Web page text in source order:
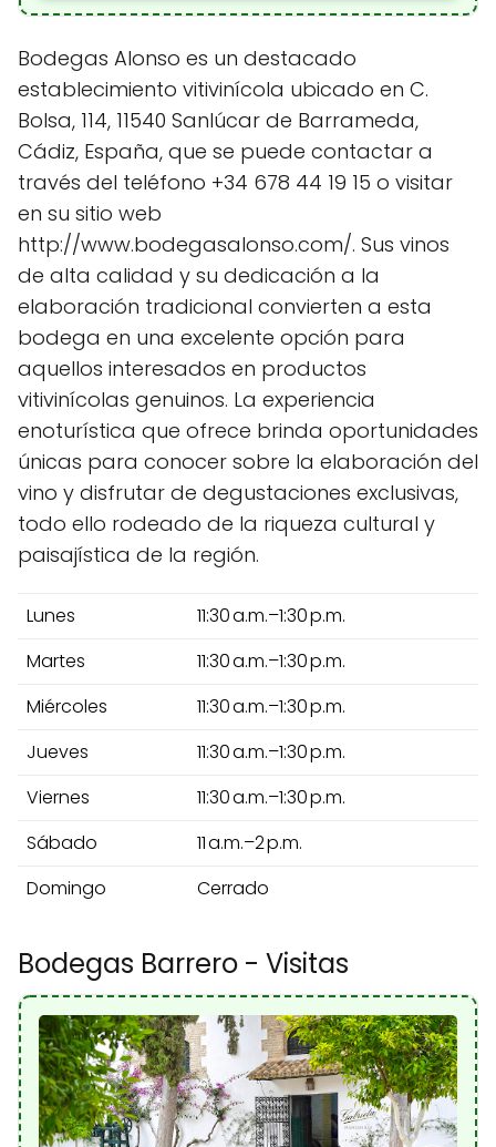
Bodegas Alonso es un destacado
establecimiento vitivinícola ubicado en C.
Bolsa, 114, 11540 Sanlúcar de Barrameda,
Cádiz, España, que se puede contactar a
través del teléfono +34 678 44 19 15 o visitar
en su sitio web
http://www.bodegasalonso.com/. Sus vinos
de alta calidad y su dedicación a la
elaboración tradicional convierten a esta
bodega en una excelente opción para
aquellos interesados en productos
vitivinícolas genuinos. La experiencia
enoturística que ofrece brinda oportunidades
únicas para conocer sobre la elaboración del
vino y disfrutar de degustaciones exclusivas,
todo ello rodeado de la riqueza cultural y
paisajística de la región.
Lunes
11:30 a.m.–1:30 p.m.
Martes
11:30 a.m.–1:30 p.m.
Miércoles
11:30 a.m.–1:30 p.m.
Jueves
11:30 a.m.–1:30 p.m.
Viernes
11:30 a.m.–1:30 p.m.
Sábado
11 a.m.–2 p.m.
Domingo
Cerrado
Bodegas Barrero - Visitas